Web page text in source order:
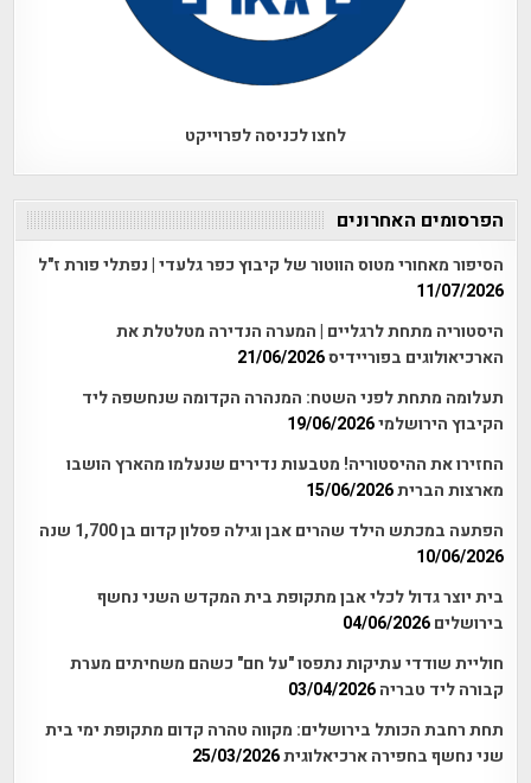
לחצו לכניסה לפרוייקט
הפרסומים האחרונים
הסיפור מאחורי מטוס הווטור של קיבוץ כפר גלעדי | נפתלי פורת ז"ל
11/07/2026
היסטוריה מתחת לרגליים | המערה הנדירה מטלטלת את
הארכיאולוגים בפוריידיס21/06/2026
תעלומה מתחת לפני השטח: המנהרה הקדומה שנחשפה ליד
הקיבוץ הירושלמי19/06/2026
החזירו את ההיסטוריה! מטבעות נדירים שנעלמו מהארץ הושבו
מארצות הברית15/06/2026
הפתעה במכתש הילד שהרים אבן וגילה פסלון קדום בן 1,700 שנה
10/06/2026
בית יוצר גדול לכלי אבן מתקופת בית המקדש השני נחשף
בירושלים 04/06/2026
חוליית שודדי עתיקות נתפסו "על חם" כשהם משחיתים מערת
קבורה ליד טבריה 03/04/2026
תחת רחבת הכותל בירושלים: מקווה טהרה קדום מתקופת ימי בית
שני נחשף בחפירה ארכיאלוגית25/03/2026